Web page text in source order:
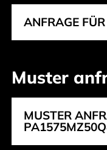
ANFRAGE
Muster
MUSTER